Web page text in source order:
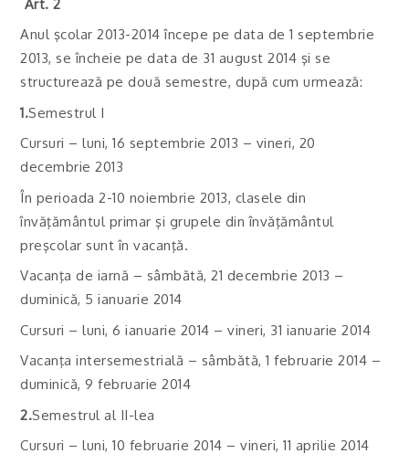
Art. 2
Anul şcolar 2013-2014 începe pe data de 1 septembrie
2013, se încheie pe data de 31 august 2014 şi se
structurează pe două semestre, după cum urmează:
1.Semestrul I
Cursuri – luni, 16 septembrie 2013 – vineri, 20
decembrie 2013
În perioada 2-10 noiembrie 2013, clasele din
învăţământul primar şi grupele din învăţământul
preşcolar sunt în vacanţă.
Vacanţa de iarnă – sâmbătă, 21 decembrie 2013 –
duminică, 5 ianuarie 2014
Cursuri – luni, 6 ianuarie 2014 – vineri, 31 ianuarie 2014
Vacanţa intersemestrială – sâmbătă, 1 februarie 2014 –
duminică, 9 februarie 2014
2.Semestrul al II-lea
Cursuri – luni, 10 februarie 2014 – vineri, 11 aprilie 2014